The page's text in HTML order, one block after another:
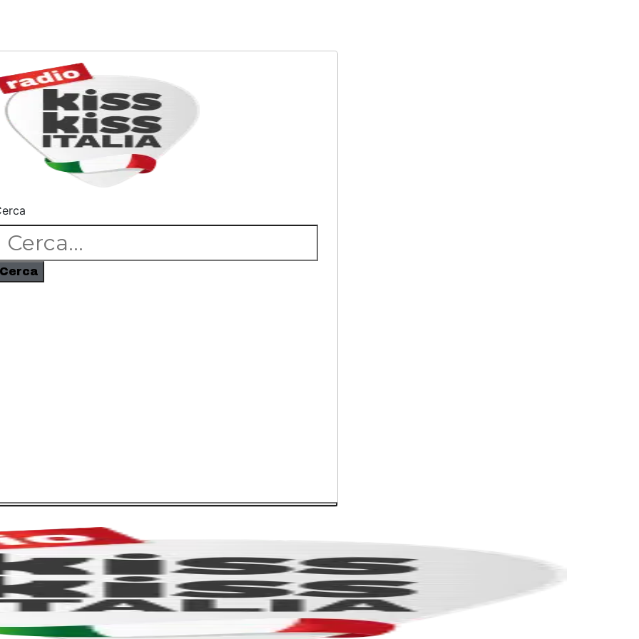
Cerca